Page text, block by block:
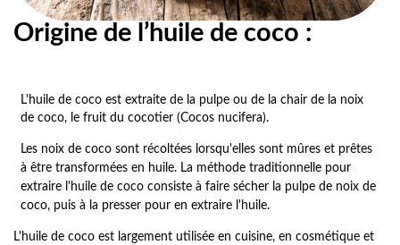
Origine de l’huile de coco :
L'huile de coco est extraite de la pulpe ou de la chair de la noix
de coco, le fruit du cocotier (Cocos nucifera).
Les noix de coco sont récoltées lorsqu'elles sont mûres et prêtes
à être transformées en huile. La méthode traditionnelle pour
extraire l'huile de coco consiste à faire sécher la pulpe de noix de
coco, puis à la presser pour en extraire l'huile.
L'huile de coco est largement utilisée en cuisine, en cosmétique et